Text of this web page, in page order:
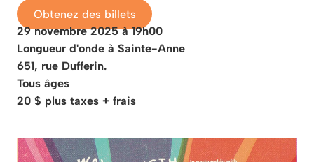
Obtenez des billets
29 novembre 2025 à 19h00
Longueur d'onde à Sainte-Anne
651, rue Dufferin.
Tous âges
20 $ plus taxes + frais